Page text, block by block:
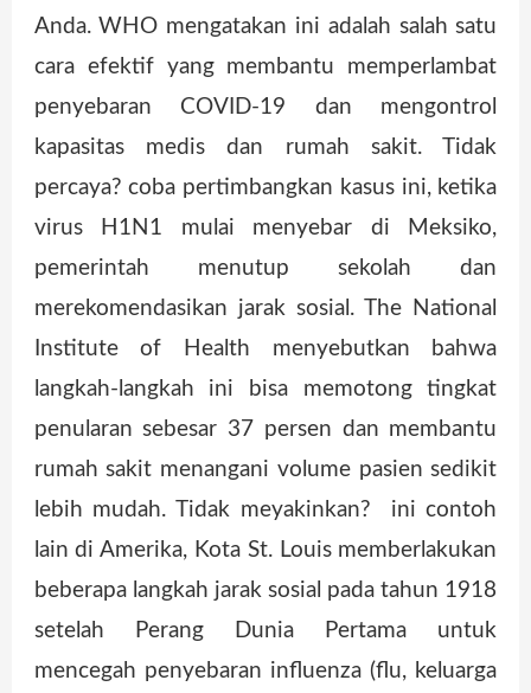
Anda. WHO mengatakan ini adalah salah satu
cara efektif yang membantu memperlambat
penyebaran COVID-19 dan mengontrol
kapasitas medis dan rumah sakit. Tidak
percaya? coba pertimbangkan kasus ini, ketika
virus H1N1 mulai menyebar di Meksiko,
pemerintah menutup sekolah dan
merekomendasikan jarak sosial. The National
Institute of Health menyebutkan bahwa
langkah-langkah ini bisa memotong tingkat
penularan sebesar 37 persen dan membantu
rumah sakit menangani volume pasien sedikit
lebih mudah. Tidak meyakinkan? ini contoh
lain di Amerika, Kota St. Louis memberlakukan
beberapa langkah jarak sosial pada tahun 1918
setelah Perang Dunia Pertama untuk
mencegah penyebaran influenza (flu, keluarga